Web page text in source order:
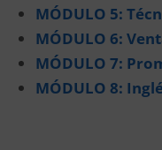
MÓDULO 5:
MÓDULO 6:
MÓDULO 7:
MÓDULO 8: